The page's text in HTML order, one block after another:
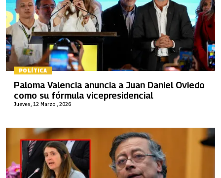
POLÍTICA
Jueves, 12 Marzo , 2026
Paloma Valencia anuncia a Juan Daniel Oviedo
como su fórmula vicepresidencial